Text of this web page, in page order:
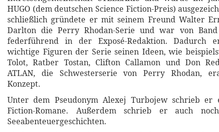
HUGO (dem deutschen Science Fiction-Preis)
schließlich gründete er mit seinem Freund Walter
Darlton die Perry Rhodan-Serie und war von
federführend in der Exposé-Redaktion. Dadurch
wichtige Figuren der Serie seinen Ideen, wie
Tolot, Ratber Tostan, Clifton Callamon und Don
ATLAN, die Schwesterserie von Perry Rhodan,
Konzept.
Unter dem Pseudonym Alexej Turbojew schrieb er
Fiction-Romane. Außerdem schrieb er auch
Seeabenteuergeschichten.